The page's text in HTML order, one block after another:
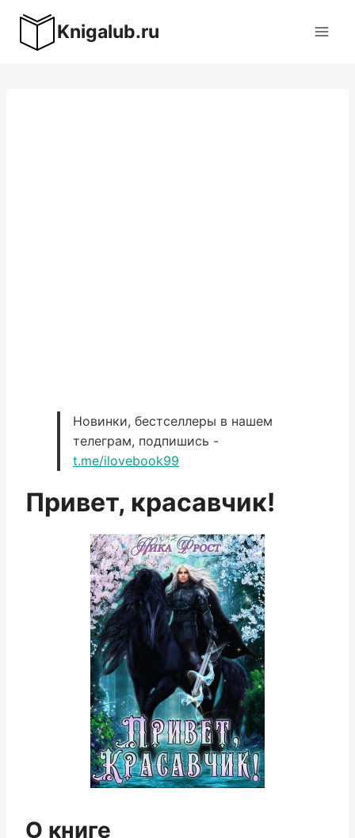
содержимому
Knigalub.ru
Новинки, бестселлеры в нашем
телеграм, подпишись -
t.me/ilovebook99
Привет, красавчик!
О книге